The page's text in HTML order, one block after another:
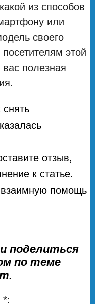
из способов
или
своего
этой
полезная
отзыв,
к статье.
взаимную помощь
поделиться
по теме